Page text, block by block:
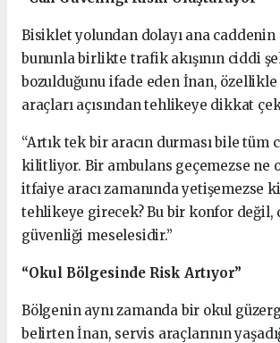
Bisiklet yolundan dolayı ana caddenin
bununla birlikte trafik akışının ciddi
bozulduğunu ifade eden İnan,
araçları açısından tehlikeye dikkat
“Artık tek bir aracın durması bile tüm
kilitliyor. Bir ambulans geçemezse ne
itfaiye aracı zamanında yetişemezse
tehlikeye girecek? Bu bir konfor değil,
güvenliği meselesidir.”
“Okul Bölgesinde Risk Artıyor”
Bölgenin aynı zamanda bir okul
belirten İnan, servis araçlarının